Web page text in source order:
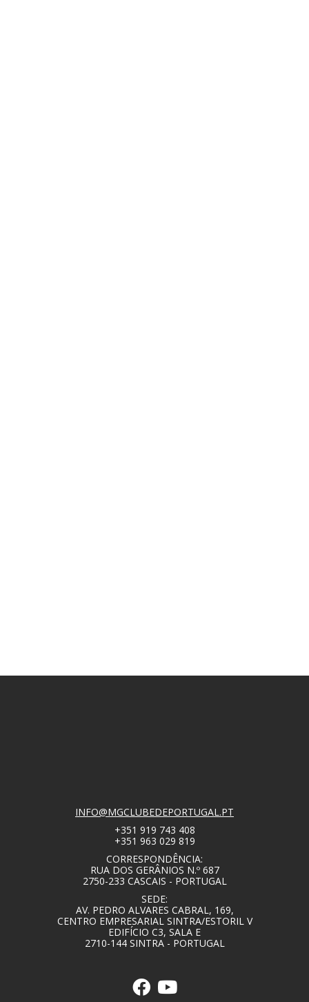
INFO@MGCLUBEDEPORTUGAL.PT
+351 919 743 408
+351 963 029 819
CORRESPONDÊNCIA:
RUA DOS GERÂNIOS N.º 687
2750-233 CASCAIS - PORTUGAL
SEDE:
AV. PEDRO ALVARES CABRAL, 169,
CENTRO EMPRESARIAL SINTRA/ESTORIL V
EDIFÍCIO C3, SALA E
2710-144 SINTRA - PORTUGAL